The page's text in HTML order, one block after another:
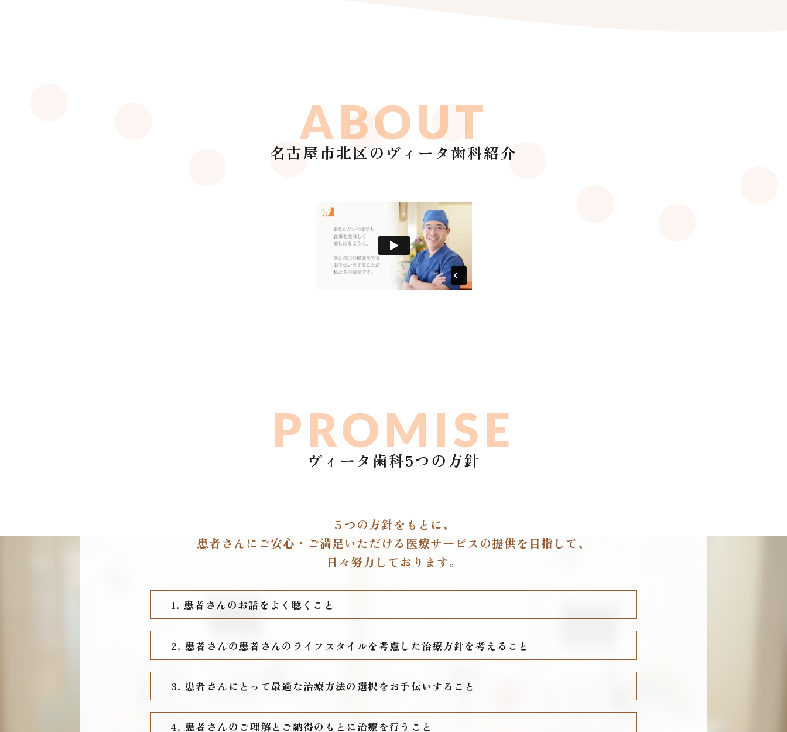
ABOUT
名古屋市北区のヴィータ歯科紹介
PROMISE
ヴィータ歯科5つの方針
５つの方針をもとに、
患者さんに ご安心・ご満足いただける医療サービスの提供を目指して、
日々努力しております。
1. 患者さんのお話をよく聴くこと
2. 患者さんの患者さんのライフスタイルを考慮した治療方針を考えること
3. 患者さんにとって最適な治療方法の選択をお手伝いすること
4. 患者さんのご理解とご納得のもとに治療を行うこと